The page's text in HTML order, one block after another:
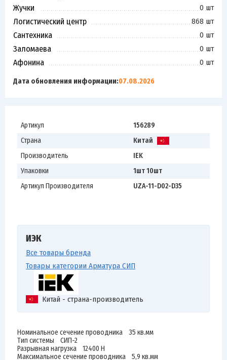
Жучки 0 шт
Логистический центр 868 шт
Сантехника 0 шт
Заломаева 0 шт
Афонина 0 шт
Дата обновления информации:07.08.2026
Артикул
156289
Страна
Китай
Производитель
IEK
Упаковки
1шт 10шт
Артикул Производителя
UZA-11-D02-D35
ИЭК
Все товары бренда
Товары категории Арматура СИП
Китай - страна-производитель
Номинальное сечение проводника 35 кв.мм
Тип системы СИП-2
Разрывная нагрузка 12400 Н
Максимальное сечение проводника 5,9 кв.мм